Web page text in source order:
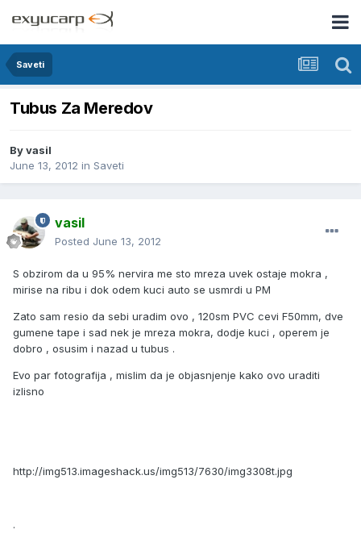
Saveti
Tubus Za Meredov
Byvasil
June 13, 2012 in Saveti
vasil
Posted June 13, 2012
S obzirom da u 95% nervira me sto mreza uvek ostaje mokra ,
mirise na ribu i dok odem kuci auto se usmrdi u PM
Zato sam resio da sebi uradim ovo , 120sm PVC cevi F50mm, dve
gumene tape i sad nek je mreza mokra, dodje kuci , operem je
dobro , osusim i nazad u tubus .
Evo par fotografija , mislim da je objasnjenje kako ovo uraditi
izlisno
http://img513.imageshack.us/img513/7630/img3308t.jpg
.